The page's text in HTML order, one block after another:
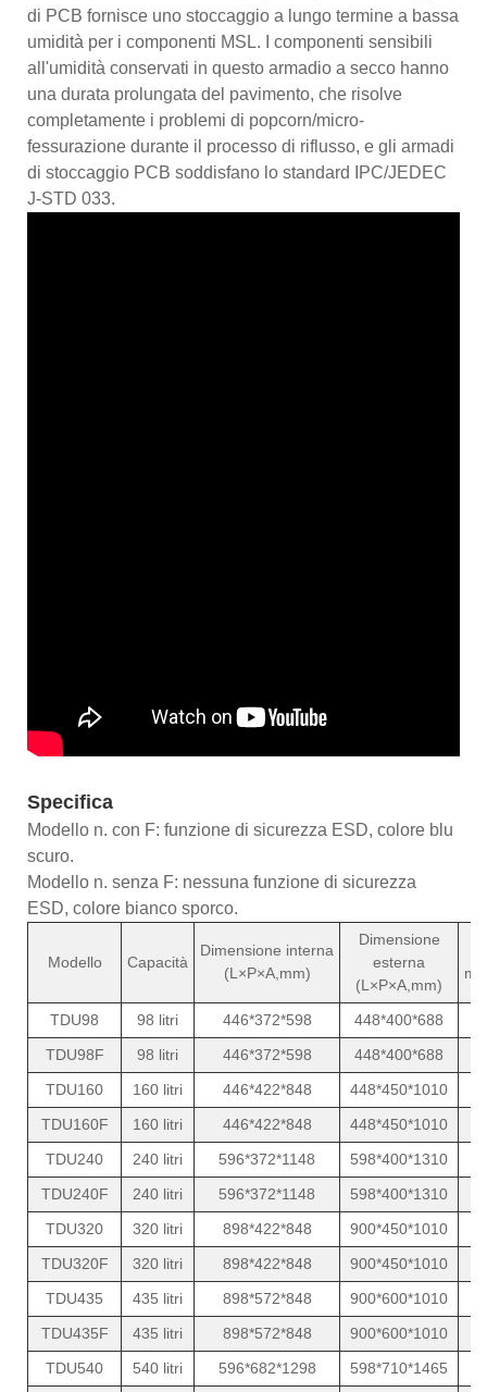
di PCB fornisce uno stoccaggio a lungo termine a bassa
umidità per i componenti MSL. I componenti sensibili
all'umidità conservati in questo armadio a secco hanno
una durata prolungata del pavimento, che risolve
completamente i problemi di popcorn/micro-
fessurazione durante il processo di riflusso, e gli armadi
di stoccaggio PCB soddisfano lo standard IPC/JEDEC
J-STD 033.
Specifica
Modello n. con F: funzione di sicurezza ESD, colore blu
scuro.
Modello n. senza F: nessuna funzione di sicurezza
ESD, colore bianco sporco.
Modello Capacità
Dimensione interna
(L×P×A,mm)
Dimensione
esterna
(L×P×A,mm)
TDU98 98 litri 446*372*598
448*400*688
TDU98F
98 litri 446*372*598
448*400*688
TDU160
160 litri 446*422*848
448*450*1010
TDU160F
160 litri 446*422*848
448*450*1010
TDU240
240 litri 596*372*1148
598*400*1310
TDU240F
240 litri 596*372*1148
598*400*1310
TDU320
320 litri 898*422*848
900*450*1010
TDU320F
320 litri 898*422*848
900*450*1010
TDU435
435 litri 898*572*848
900*600*1010
TDU435F
435 litri 898*572*848
900*600*1010
TDU540
540 litri 596*682*1298
598*710*1465